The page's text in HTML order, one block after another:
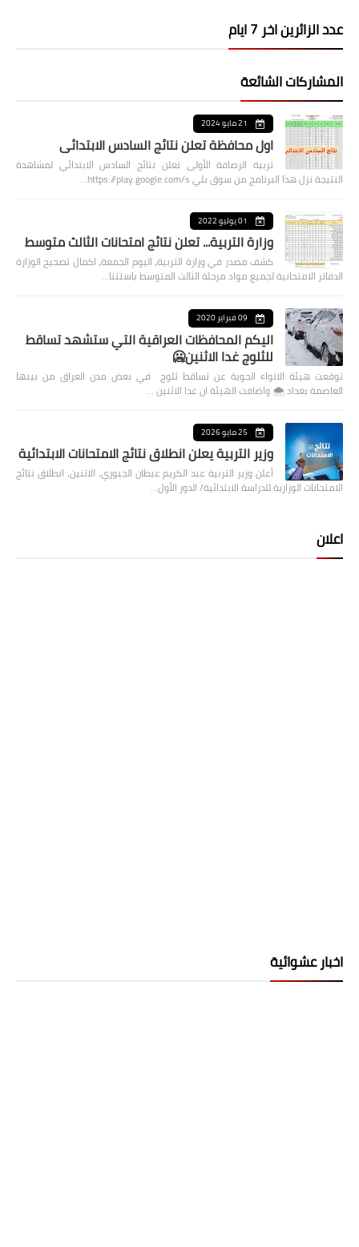
عدد الزائرين اخر 7 ايام
المشاركات الشائعة
21 مايو 2024
اول محافظة تعلن نتائج السادس الابتدائي
تربية الرصافة الأولى تعلن نتائج السادس الابتدائي لمشاهدة
النتيجة نزل هذا البرنامج من سوق بلي https://play.google.com/s…
01 يوليو 2022
وزارة التربية... تعلن نتائج امتحانات الثالث متوسط
كشف مصدر في وزارة التربية، اليوم الجمعة، اكمال تصحيح الوزارة
الدفاتر الامتحانية لجميع مواد مرحلة الثالث المتوسط باستثنا…
09 فبراير 2020
اليكم المحافظات العراقية التي ستشهد تساقط
للثلوج غدا الاثنين🥶
توقعت هيئة الانواء الجوية عن تساقط ثلوج في بعض مدن العراق من بينها
العاصمة بغداد ⁦🌨️⁩ واضافت الهيئة ان غدا الاثنين …
25 مايو 2026
وزير التربية يعلن انطلاق نتائج الامتحانات الابتدائية
أعلن وزير التربية عبد الكريم عبطان الجبوري، الاثنين، انطلاق نتائج
الامتحانات الوزارية للدراسة الابتدائية/ الدور الأول…
اعلان
اخبار عشوائية